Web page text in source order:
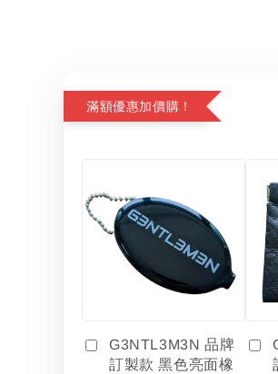
滿額優惠加價購！
G3NTL3M3N 品牌
訂製款 黑色亮面橡